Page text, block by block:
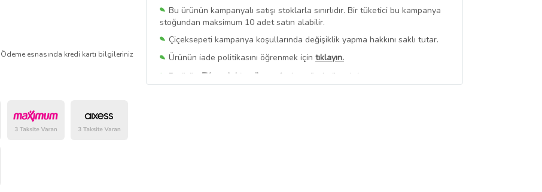
Bu ürünün kampanyalı satışı stoklarla sınırlıdır. Bir tüketici bu kampanya
stoğundan maksimum 10 adet satın alabilir.
Çiçeksepeti kampanya koşullarında değişiklik yapma hakkını saklı tutar.
Ürünün iade politikasını öğrenmek için tıklayın.
Bu ürün 5Kareelektronik
tarafından gönderilecektir.
esnasında kredi kartı bilgileriniz